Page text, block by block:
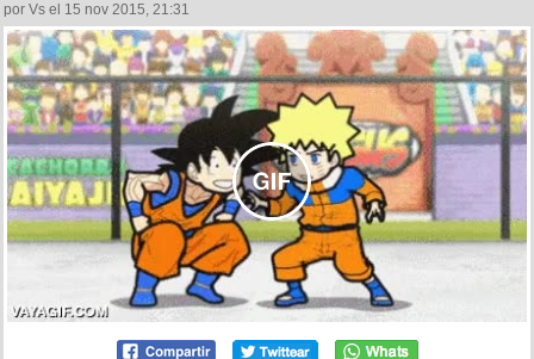
por Vs el 15 nov 2015, 21:31